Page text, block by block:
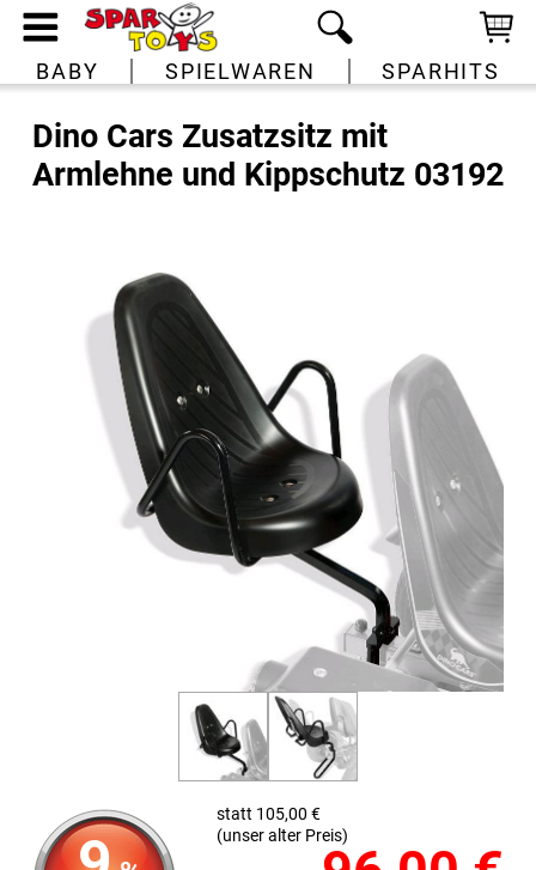
BABY SPIELWAREN SPARHITS
Dino Cars Zusatzsitz mit
Armlehne und Kippschutz 03192
statt 105,00 €
(unser alter Preis)